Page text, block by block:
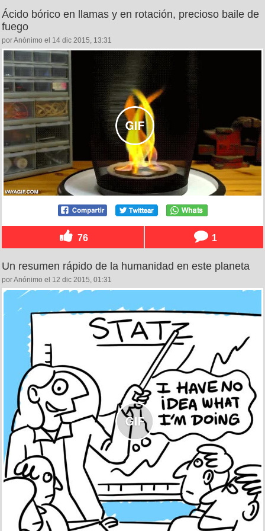
Ácido bórico en llamas y en rotación, precioso baile de
fuego
por Anónimo el 14 dic 2015, 13:31
76 1
Un resumen rápido de la humanidad en este planeta
por Anónimo el 12 dic 2015, 01:31